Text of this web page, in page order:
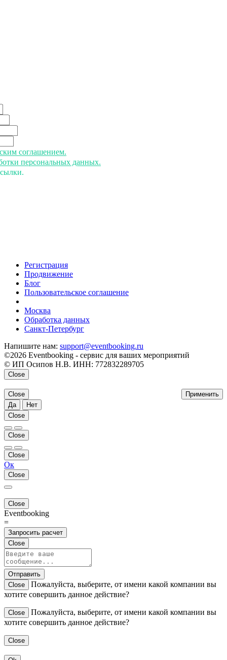
соглашением.
персональных данных.
Регистрация
Продвижение
Блог
Пользовательское соглашение
Москва
Обработка данных
Санкт-Петербург
Напишите нам: support@eventbooking.ru
©2026 Eventbooking - сервис для ваших мероприятий
© ИП Осипов Н.В. ИНН: 772832289705
Close
Применить
Close
Да
Нет
Close
Close
Close
Ок
Close
Close
Eventbooking
=
Запросить расчет
Close
Отправить
Close
Пожалуйста, выберите, от имени какой компании вы
хотите совершить данное действие?
Close
Пожалуйста, выберите, от имени какой компании вы
хотите совершить данное действие?
Close